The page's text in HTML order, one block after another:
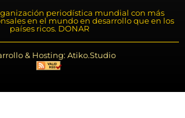
periodística mundial con más
en el mundo en desarrollo que en los
países ricos. DONAR
& Hosting: Atiko.Studio